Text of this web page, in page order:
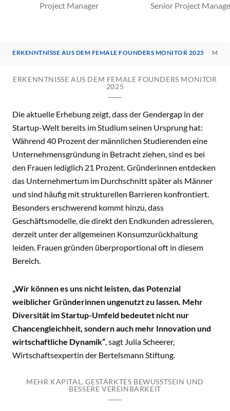
Project Manager
Senior Project
ERKENNTNISSE AUS DEM FEMALE FOUNDERS MONITOR 2025
ERKENNTNISSE AUS DEM FEMALE FOUNDERS MONITOR
2025
Die aktuelle Erhebung zeigt, dass der Gendergap in der
Startup-Welt bereits im Studium seinen Ursprung hat:
Während 40 Prozent der männlichen Studierenden eine
Unternehmensgründung in Betracht ziehen, sind es bei
den Frauen lediglich 21 Prozent. Gründerinnen entdecken
das Unternehmertum im Durchschnitt später als Männer
und sind häufig mit strukturellen Barrieren konfrontiert.
Besonders erschwerend kommt hinzu, dass
Geschäftsmodelle, die direkt den Endkunden adressieren,
derzeit unter der allgemeinen Konsumzurückhaltung
leiden. Frauen gründen überproportional oft in diesem
Bereich.
„Wir können es uns nicht leisten, das Potenzial
weiblicher Gründerinnen ungenutzt zu lassen. Mehr
Diversität im Startup-Umfeld bedeutet nicht nur
Chancengleichheit, sondern auch mehr Innovation und
wirtschaftliche Dynamik“, sagt Julia Scheerer,
Wirtschaftsexpertin der Bertelsmann Stiftung.
MEHR KAPITAL, GESTÄRKTES BEWUSSTSEIN UND
BESSERE VEREINBARKEIT